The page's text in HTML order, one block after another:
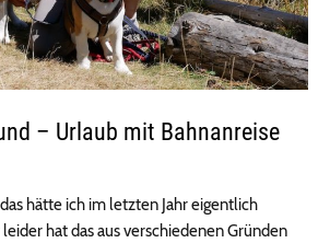
– Urlaub mit Bahnanreise
hätte ich im letzten Jahr eigentlich
hat das aus verschiedenen Gründen